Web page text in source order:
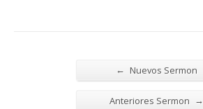
← Nuevos Sermon
Anteriores Sermon →